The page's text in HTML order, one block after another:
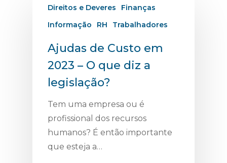
Direitos e Deveres
Finanças
Informação
RH Trabalhadores
Ajudas de Custo em
2023 – O que diz a
legislação?
Tem uma empresa ou é
profissional dos recursos
humanos? É então importante
que esteja a…